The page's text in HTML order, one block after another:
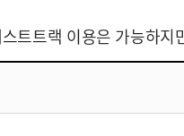
트트랙 이용은 가능하지